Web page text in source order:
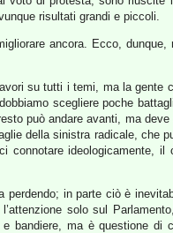
risultati grandi e piccoli.
ancora. Ecco, dunque,
su tutti i temi, ma la gente
scegliere poche
può andare avanti, ma
della sinistra radicale, che
connotare ideologicamente, il
in parte ciò è
solo sul
bandiere, ma è questione di